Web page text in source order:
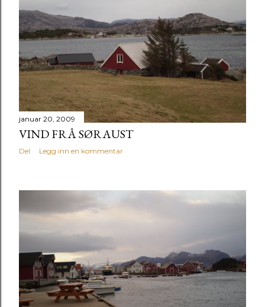
januar 20, 2009
VIND FRÅ SØRAUST
Del Legg inn en kommentar